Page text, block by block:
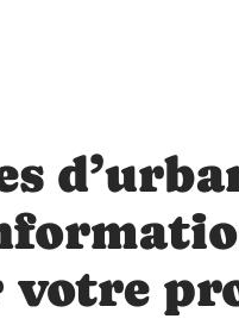
votre